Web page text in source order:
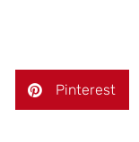
Pinterest